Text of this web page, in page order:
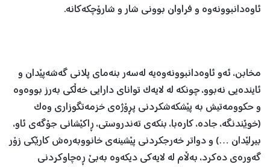
ئاوەدانبوونەوە و فراوان بوونی شار و شارۆچکەکانە.
مخابن، ئەو ئاوەدانبوونەوەيە لەسەر بنەمای پلانی گەشەپێدان و
ئايندەيی نەبوو، چونکە لە لايەک توانای دارایی خەڵکی بەرز بووەوە
و حکوومەتيش بە پێشکەشکردنی پڕۆژەی خزمەتگوزاری وەک
(خوێندنگە، جادە، کارەبا، بنکەی تەندروستی، ڕاکێشانی جۆگەی ئاو،
بيرلێدان …) و دواتر خەرجکردنی پێشينەی خانووبەرەش کارێکی زۆر
گەورەی دەکرد، بەڵام لە لايەکی ديکەوە بەبێ ڕەچاوکردنی